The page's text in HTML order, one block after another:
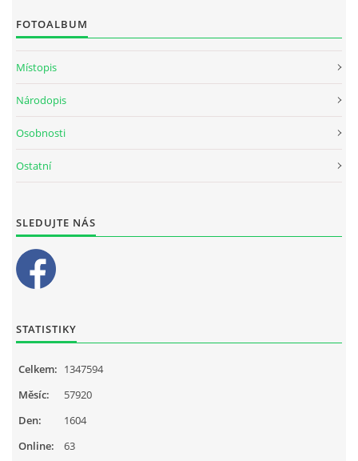
FOTOALBUM
Místopis
Národopis
Osobnosti
Ostatní
SLEDUJTE NÁS
STATISTIKY
Online: 63
Celkem: 1347594
Měsíc:
57920
Den:
1604